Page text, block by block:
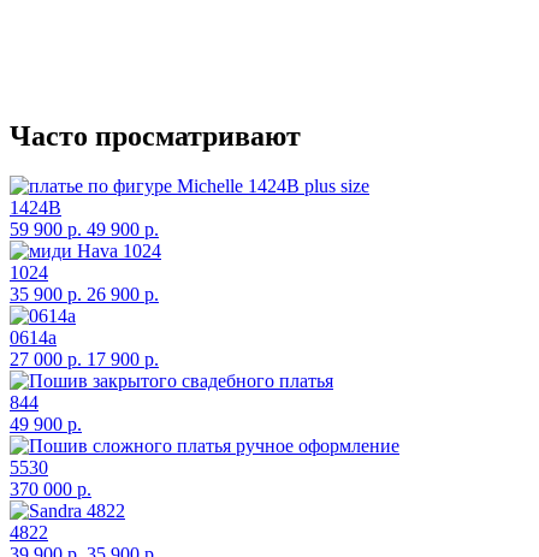
Часто просматривают
1424B
59 900 р. 49 900 р.
1024
35 900 р. 26 900 р.
0614a
27 000 р. 17 900 р.
844
49 900 р.
5530
370 000 р.
4822